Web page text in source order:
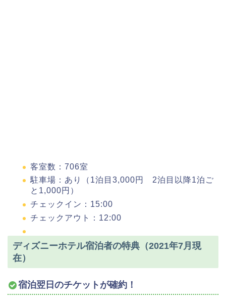
客室数：706室
駐車場：あり（1泊目3,000円 2泊目以降1泊ご
と1,000円）
チェックイン：15:00
チェックアウト：12:00
ディズニーホテル宿泊者の特典（2021年7月現
在）
宿泊翌日のチケットが確約！